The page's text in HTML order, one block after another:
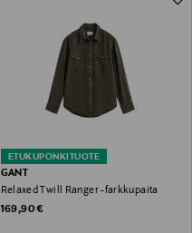
ETUKUPONKITUOTE
GANT
Relaxed Twill Ranger -farkkupaita
Original Price
169,90 €